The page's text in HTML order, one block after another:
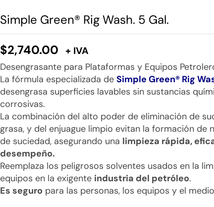
Simple Green® Rig Wash. 5 Gal.
$2,740.00 + IVA
Desengrasante para Plataformas y Equipos
La fórmula especializada de Simple Green® Rig
desengrasa superficies lavables sin sustancias
corrosivas.
La combinación del alto poder de eliminación de
grasa, y del enjuague limpio evitan la formación de
de suciedad, asegurando una limpieza rápida,
desempeño.
Reemplaza los peligrosos solventes usados en la
equipos en la exigente industria del petróleo.
Es seguro para las personas, los equipos y el